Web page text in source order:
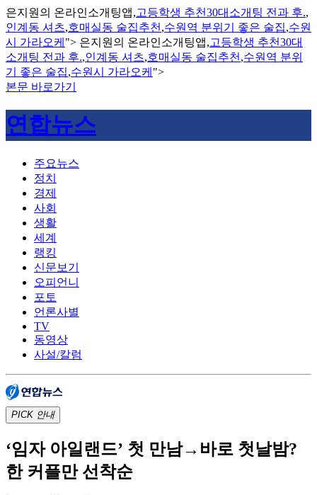
은지원의 온라인소개팅앱,고등학생 추천30대소개팅 전과 후.,
인계동 셔츠,호매실동 술집추천 ,수원역 분위기 좋은 술집,수원
시 가라오케 "> 은지원의 온라인소개팅앱,고등학생 추천30대
소개팅 전과 후.,인계동 셔츠,호매실동 술집추천 ,수원역 분위
기 좋은 술집,수원시 가라오케 ">
본문 바로가기
연합뉴스
주요뉴스
정치
경제
사회
생활
세계
랭킹
신문보기
오피언니
포토
언론사별
TV
동영상
사설/칼럼
PICK 안내
‘임자 아일랜드’ 첫 만남→바로 첫날밤?
한 커플만 선착순